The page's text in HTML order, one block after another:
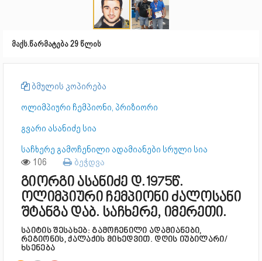
მაქს.წარმატება 29 წლის
ბმულის კოპირება
ოლიმპიური ჩემპიონი, პრიზიორი
გვარი ასანიძე სია
საჩხერე გამოჩენილი ადამიანები სრული სია
106 ბეჭდვა
გიორგი ასანიძე დ.1975წ.
ოლიმპიური ჩემპიონი ძალოსანი
შტანგა დაბ. საჩხერე, იმერეთი.
საიტის შესახებ: გამოჩენილი ადამიანები,
რეგიონის, ქალაქის მიხედვით. დღის იუბილარი/
ხსენება